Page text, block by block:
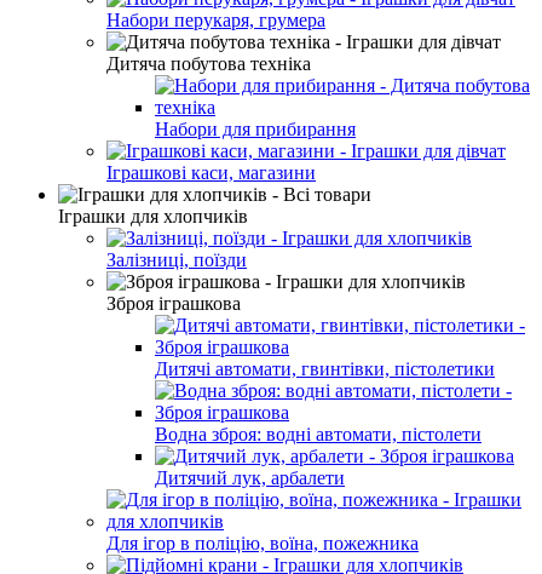
Набори перукаря, грумера
Дитяча побутова техніка
Набори для прибирання
Іграшкові каси, магазини
Іграшки для хлопчиків
Залізниці, поїзди
Зброя іграшкова
Дитячі автомати, гвинтівки, пістолетики
Водна зброя: водні автомати, пістолети
Дитячий лук, арбалети
Для ігор в поліцію, воїна, пожежника